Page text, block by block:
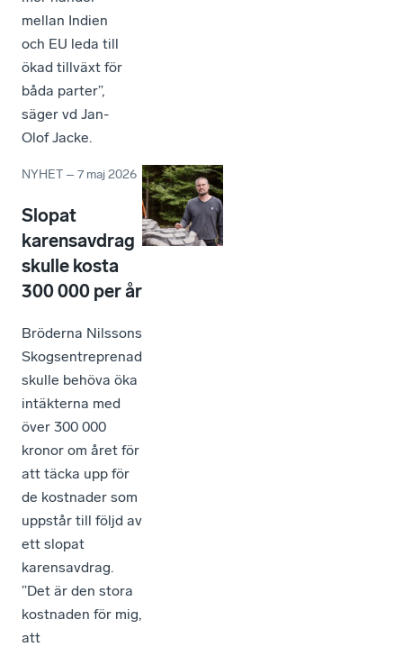
mellan Indien
och EU leda till
ökad tillväxt för
båda parter”,
säger vd Jan-
Olof Jacke.
NYHET –7 maj 2026
Slopat
karensavdrag
skulle kosta
300 000 per år
Bröderna Nilssons
Skogsentreprenad
skulle behöva öka
intäkterna med
över 300 000
kronor om året för
att täcka upp för
de kostnader som
uppstår till följd av
ett slopat
karensavdrag.
”Det är den stora
kostnaden för mig,
att